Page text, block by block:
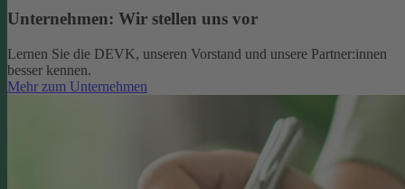
Unternehmen: Wir stellen uns vor
Lernen Sie die DEVK, unseren Vorstand und unsere Partner:innen
besser kennen.
Mehr zum Unternehmen